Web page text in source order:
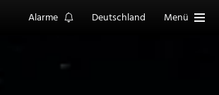
Alarme Deutschland Menü